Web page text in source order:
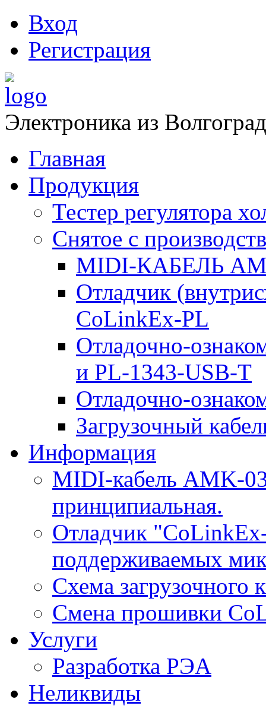
Вход
Регистрация
Электроника из
Главная
Продукция
Тестер регулятора
Снятое с
MIDI-КАБЕЛЬ
Отладчик
CoLinkEx-PL
Отладочно-
и PL-1343-USB-T
Отладочно-
Загрузочный
Информация
MIDI-кабель AMK-
принципиальная.
Отладчик
поддерживаемых
Схема загрузочного
Смена прошивки
Услуги
Разработка РЭА
Неликвиды